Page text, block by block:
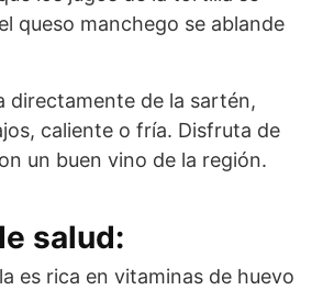
queso manchego se ablande
directamente de la sartén,
caliente o fría. Disfruta de
un buen vino de la región.
salud:
es rica en vitaminas de huevo